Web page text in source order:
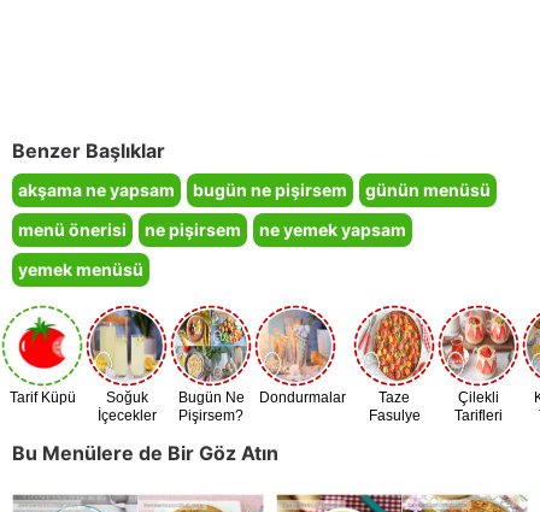
Benzer Başlıklar
akşama ne yapsam bugün ne pişirsem
günün menüsü
menü önerisi
ne pişirsem
ne yemek yapsam
yemek menüsü
Tarif Küpü
Soğuk
İçecekler
Bugün Ne
Pişirsem?
Dondurmalar
Taze
Fasulye
Çilekli
Tarifleri
Bu Menülere de Bir Göz Atın